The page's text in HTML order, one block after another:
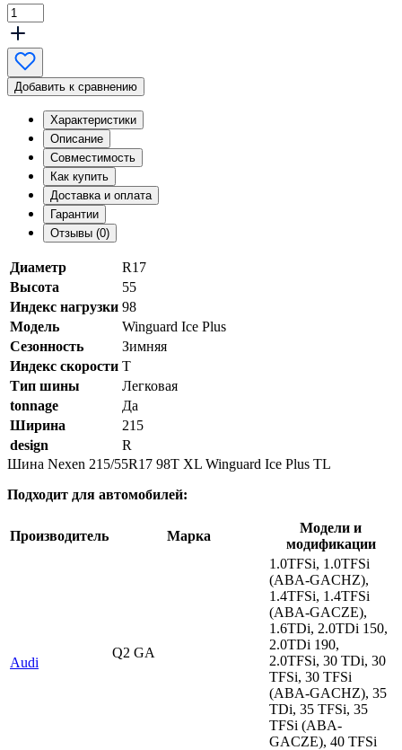
Добавить к сравнению
Характеристики
Описание
Совместимость
Как купить
Доставка и оплата
Гарантии
Отзывы (0)
Диаметр
R17
Высота
55
Индекс нагрузки 98
Модель
Winguard Ice Plus
Сезонность
Зимняя
Индекс скорости T
Тип шины
Легковая
tonnage
Да
Ширина
215
design
R
Шина Nexen 215/55R17 98T XL Winguard Ice Plus TL
Подходит для автомобилей:
Производитель Марка
Модели и
модификации
Audi
Q2 GA
1.0TFSi, 1.0TFSi
(ABA-GACHZ),
1.4TFSi, 1.4TFSi
(ABA-GACZE),
1.6TDi, 2.0TDi 150,
2.0TDi 190,
2.0TFSi, 30 TDi, 30
TFSi, 30 TFSi
(ABA-GACHZ), 35
TDi, 35 TFSi, 35
TFSi (ABA-
GACZE), 40 TFSi